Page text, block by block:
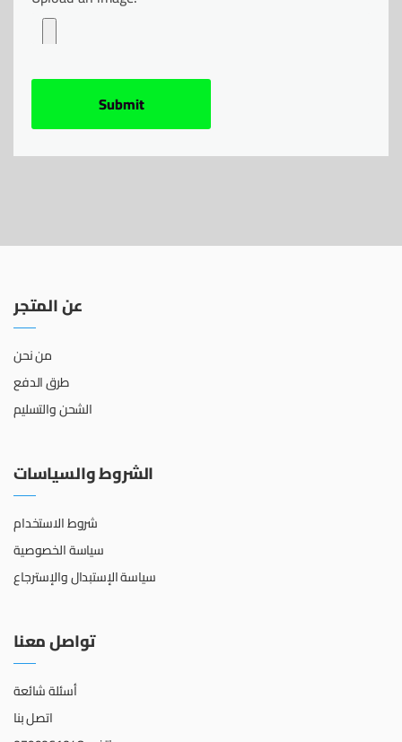
عن المتجر
من نحن
طرق الدفع
الشحن والتسليم
الشروط والسياسات
شروط الاستخدام
سياسة الخصوصية
سياسة الإستبدال والإسترجاع
تواصل معنا
أسئلة شائعة
اتصل بنا